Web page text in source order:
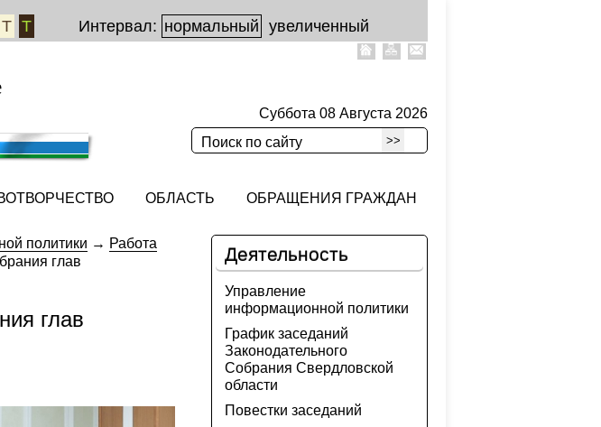
Т Т Интервал: нормальный увеличенный
Суббота 08 Августа 2026
Поиск по сайту
>>
ОБЛАСТЬ ОБРАЩЕНИЯ ГРАЖДАН
политики → Работа
глав
глав
Деятельность
Управление
информационной политики
График заседаний
Законодательного
Собрания Свердловской
области
Повестки заседаний